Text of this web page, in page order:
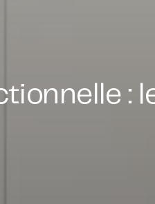
: